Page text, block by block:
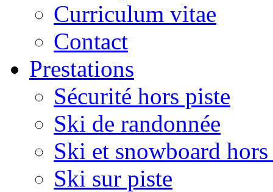
Curriculum vitae
Contact
Prestations
Sécurité hors piste
Ski de randonnée
Ski et snowboard
Ski sur piste